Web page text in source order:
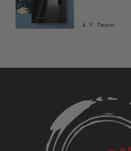
A.V. Team